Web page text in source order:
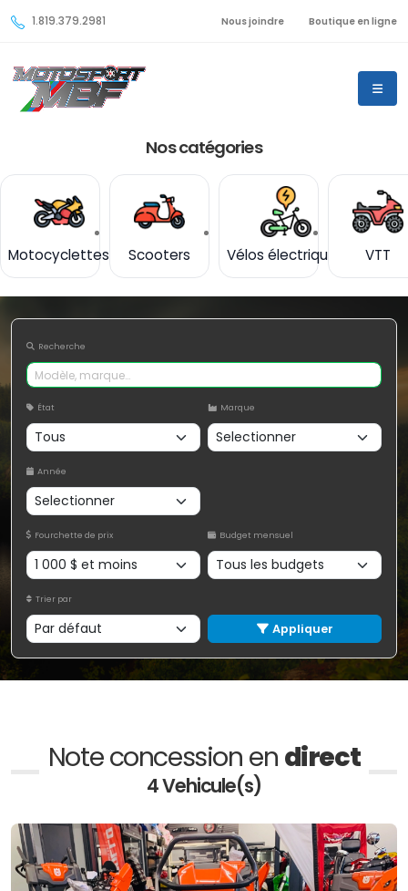
1.819.379.2981 Nous joindre Boutique en ligne
Nos catégories
Motocyclettes Scooters Vélos électriques VTT
Recherche
État Marque
Année
Fourchette de prix Budget mensuel
Trier par
Appliquer
Note concession en direct
4 Vehicule(s)
EN INVENTAIRE Neuf